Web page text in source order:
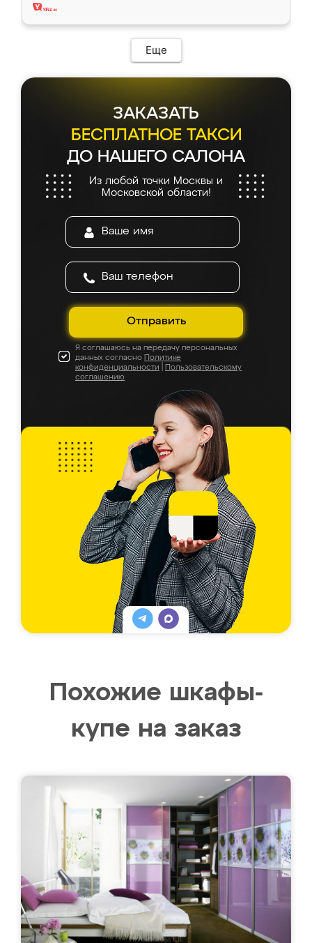
Еще
ЗАКАЗАТЬ
БЕСПЛАТНОЕ ТАКСИ
ДО НАШЕГО САЛОНА
Из любой точки Москвы и
Московской области!
Отправить
Я соглашаюсь на передачу персональных
данных согласно Политике
конфиденциальности
Пользовательскому
соглашению
Похожие шкафы-
купе на заказ